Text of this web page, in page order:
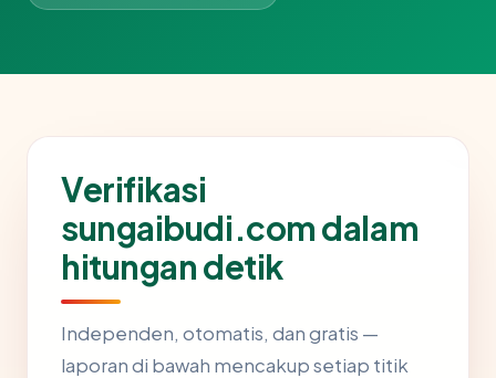
Verifikasi
sungaibudi.com dalam
hitungan detik
Independen, otomatis, dan gratis —
laporan di bawah mencakup setiap titik